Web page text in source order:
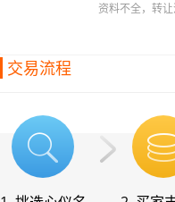
资料不全，转
交易流程